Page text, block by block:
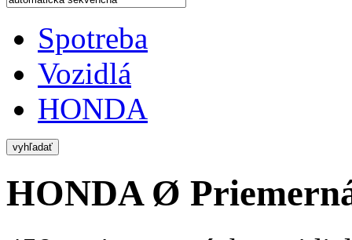
Spotreba
Vozidlá
HONDA
vyhľadať
HONDA Ø